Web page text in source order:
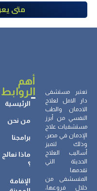
طبي
متى
تعتبر مستشفى
دار الامل لعلاج
الادمان والطب
النفسي من أبرز
مستشفيات علاج
الإدمان في مصر،
وذلك لتميز
أساليب العلاج
الحديثة التي
تقدمها
المتسشفى من
خلال فروعها،
أهم
الروابط
الرئيسية
من نحن
برامجنا
ماذا نعالج
؟
الإقامة